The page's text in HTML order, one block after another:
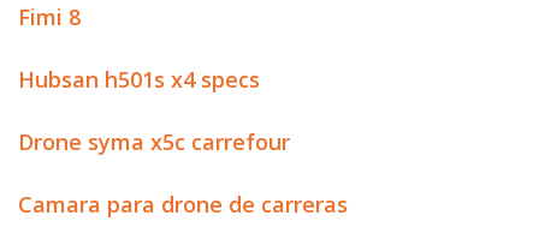
Fimi 8
Hubsan h501s x4 specs
Drone syma x5c carrefour
Camara para drone de carreras